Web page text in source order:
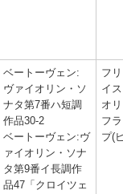
ベートーヴェン:
ヴァイオリン・ソ
ナタ第7番ハ短調
作品30-2
ベートーヴェン:ヴ
ァイオリン・ソナ
タ第9番イ長調作
品47「クロイツェ
フ
イ
オ
フ
プ(